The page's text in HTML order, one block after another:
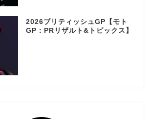
2026ブリティッシュGP【モト
GP：PRリザルト&トピックス】